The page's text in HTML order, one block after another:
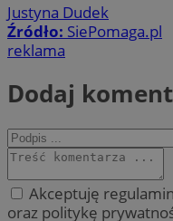
Justyna Dudek
Źródło: SiePomaga.pl
reklama
Dodaj
Akceptuję
oraz politykę